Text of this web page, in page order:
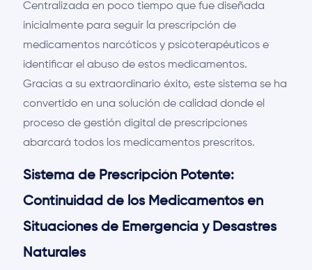
Centralizada en poco tiempo que fue diseñada
inicialmente para seguir la prescripción de
medicamentos narcóticos y psicoterapéuticos e
identificar el abuso de estos medicamentos.
Gracias a su extraordinario éxito, este sistema se ha
convertido en una solución de calidad donde el
proceso de gestión digital de prescripciones
abarcará todos los medicamentos prescritos.
Sistema de Prescripción Potente:
Continuidad de los Medicamentos en
Situaciones de Emergencia y Desastres
Naturales